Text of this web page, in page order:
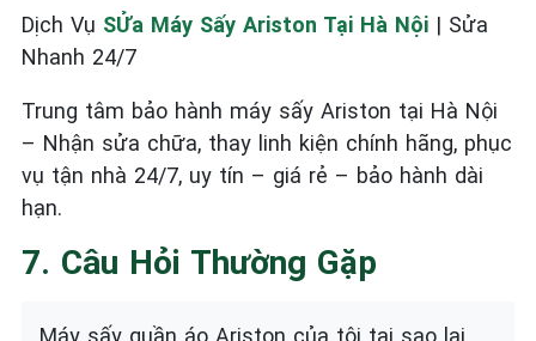
Dịch Vụ SỬa Máy Sấy Ariston Tại Hà Nội | Sửa
Nhanh 24/7
Trung tâm bảo hành máy sấy Ariston tại Hà Nội
– Nhận sửa chữa, thay linh kiện chính hãng, phục
vụ tận nhà 24/7, uy tín – giá rẻ – bảo hành dài
hạn.
7. Câu Hỏi Thường Gặp
Máy sấy quần áo Ariston của tôi tại sao lại